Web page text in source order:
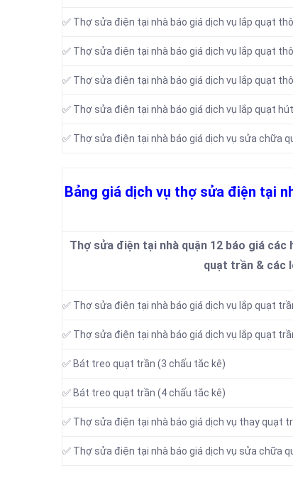
✅ Thợ sửa điện tại nhà báo giá dịch vụ lắp quạt
✅ Thợ sửa điện tại nhà báo giá dịch vụ lắp quạt
✅ Thợ sửa điện tại nhà báo giá dịch vụ lắp quạt
✅ Thợ sửa điện tại nhà báo giá dịch vụ lắp quạt
✅ Thợ sửa điện tại nhà báo giá dịch vụ sửa chữa
Bảng giá dịch vụ thợ sửa điện tại
Thợ sửa điện tại nhà quận 12 báo giá
quạt trần & các
✅ Thợ sửa điện tại nhà báo giá dịch vụ lắp quạt
✅ Thợ sửa điện tại nhà báo giá dịch vụ lắp quạt
✅ Bát treo quạt trần (3 chấu tắc kê)
✅ Bát treo quạt trần (4 chấu tắc kê)
✅ Thợ sửa điện tại nhà báo giá dịch vụ thay quạt
✅ Thợ sửa điện tại nhà báo giá dịch vụ sửa chữa